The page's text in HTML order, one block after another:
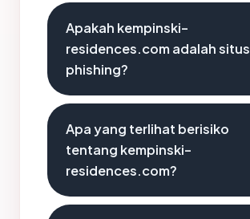
Apakah kempinski-
residences.com adalah situs
phishing?
Apa yang terlihat berisiko
tentang kempinski-
residences.com?